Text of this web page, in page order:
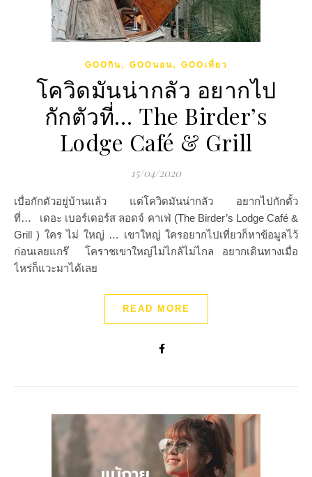
GOOกิน, GOOนอน, GOOเที่ยว
โควิดมันน่ากลัว อยากไป
กักตัวที่… The Birder’s
Lodge Café & Grill
15/04/2020
เบื่อกักตัวอยู่บ้านแล้ว แต่โควิดมันน่ากลัว อยากไปกักตั้ว
ที่… เดอะ เบอร์เดอร์ส ลอดจ์ คาเฟ่ (The Birder’s Lodge Café &
Grill ) ใคร ไม่ ใหญ่ … เขาใหญ่ ใครอยากไปเที่ยวก็หาข้อมูลไว้
ก่อนเลยแกร๊ โคราชเขาใหญ่ไม่ไกล้ไม่ไกล อยากเดินทางเมื่อ
ไหร่ก็แวะมาได้เลย
READ MORE